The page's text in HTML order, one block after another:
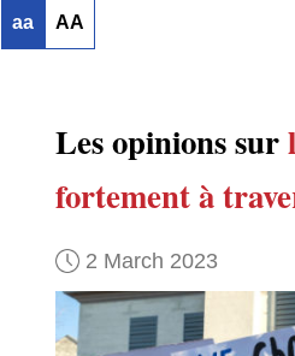
aa AA
Les opinions sur
fortementà
2 March 2023